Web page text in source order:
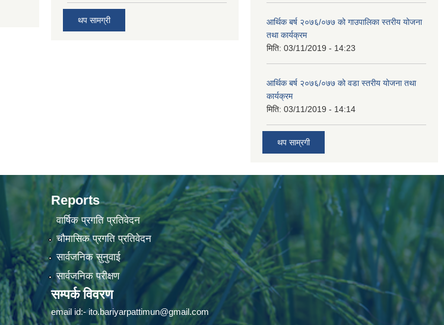
थप सामग्री
आर्थिक बर्ष २०७६/०७७ को गाउपालिका स्तरीय योजना
तथा कार्यक्रम
मिति: 03/11/2019 - 14:23
आर्थिक बर्ष २०७६/०७७ को वडा स्तरीय योजना तथा
कार्यक्रम
मिति: 03/11/2019 - 14:14
थप साम्रगी
Reports
वार्षिक प्रगति प्रतिवेदन
चौमासिक प्रगति प्रतिवेदन
सार्वजनिक सुनुवाई
सार्वजनिक परीक्षण
सम्पर्क विवरण
email id:-ito.bariyarpattimun@gmail.com